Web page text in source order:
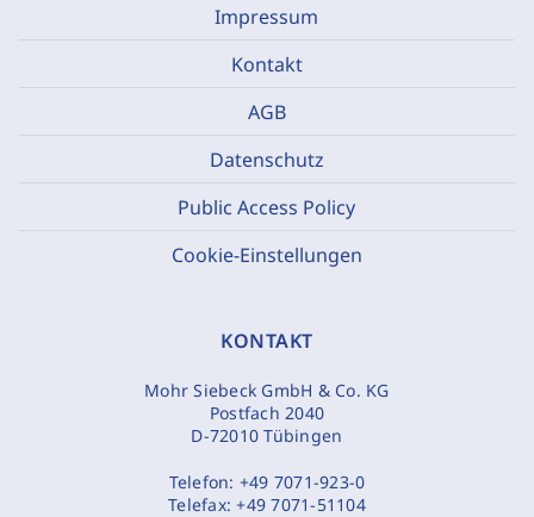
Impressum
Kontakt
AGB
Datenschutz
Public Access Policy
Cookie-Einstellungen
KONTAKT
Mohr Siebeck GmbH & Co. KG
Postfach 2040
D-72010 Tübingen
Telefon: +49 7071-923-0
Telefax:+49 7071-51104